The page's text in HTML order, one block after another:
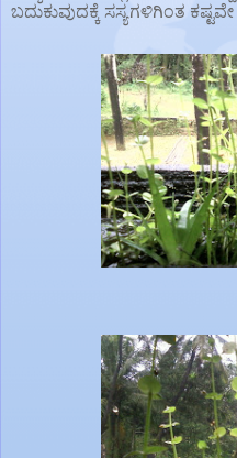
ಬದುಕುವುದಕ್ಕೆ ಸಸ್ಯಗಳಿಗಿಂತ